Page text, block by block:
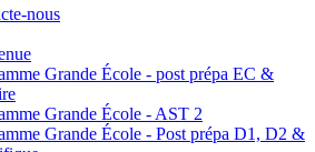
nous
Grande École - post prépa EC &
Grande École - AST 2
Grande École - Post prépa D1, D2 &